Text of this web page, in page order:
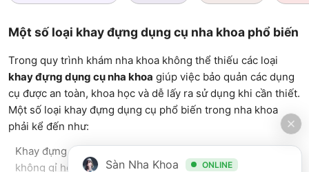
Một số loại khay đựng dụng cụ nha khoa phổ biến
Trong quy trình khám nha khoa không thể thiếu các loại
khay đựng dụng cụ nha khoa giúp việc bảo quản các dụng
cụ được an toàn, khoa học và dễ lấy ra sử dụng khi cần thiết.
Một số loại khay đựng dụng cụ phổ biến trong nha khoa
phải kể đến như:
Khay đựng dụng cụ khám: Thường được làm bằng kim loại
không gỉ hoặc nhựa chịu nhiệt. Nhưng đa phần là bằng kim
Sàn Nha Khoa ONLINE